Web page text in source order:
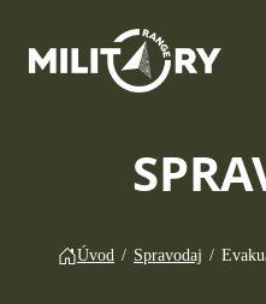
Úvod / Spravodaj /